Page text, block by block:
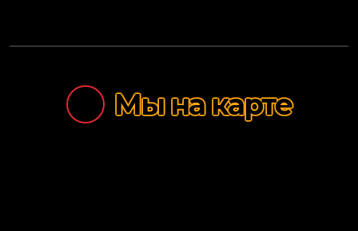
Супы
Закуски
Соусы
Мы на карте